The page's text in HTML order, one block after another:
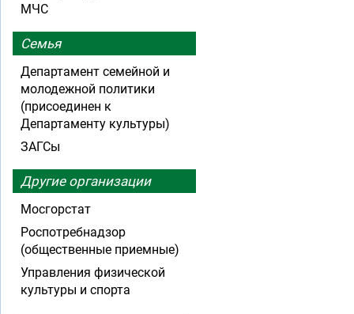
МЧС
Семья
Департамент семейной и
молодежной политики
(присоединен к
Департаменту культуры)
ЗАГСы
Другие организации
Мосгорстат
Роспотребнадзор
(общественные приемные)
Управления физической
культуры и спорта